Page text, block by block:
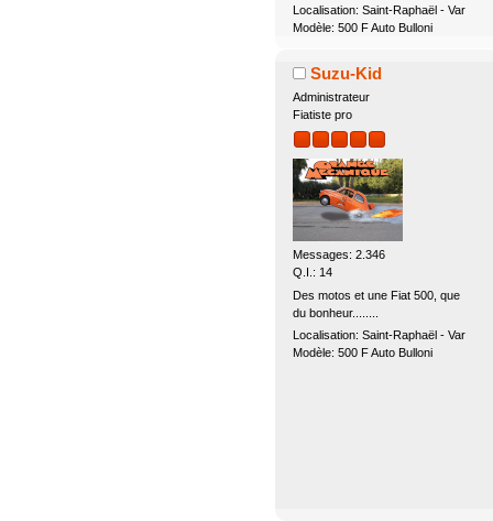
Localisation: Saint-Raphaël - Var
Modèle: 500 F Auto Bulloni
Suzu-Kid
Administrateur
Fiatiste pro
Messages: 2.346
Q.I.: 14
Des motos et une Fiat 500, que
du bonheur........
Localisation: Saint-Raphaël - Var
Modèle: 500 F Auto Bulloni